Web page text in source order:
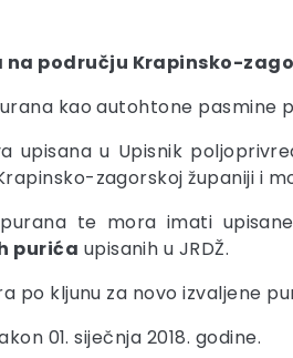
području Krapinsko-
kao autohtone pasmine
upisana u Upisnik
zagorskoj županiji i
te mora imati
purića upisanih u JRDŽ.
po kljunu za novo izvaljene
01. siječnja 2018. godine.